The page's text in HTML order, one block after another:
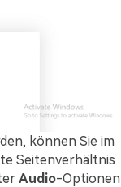
können Sie im
Seitenverhältnis
Audio-Optionen